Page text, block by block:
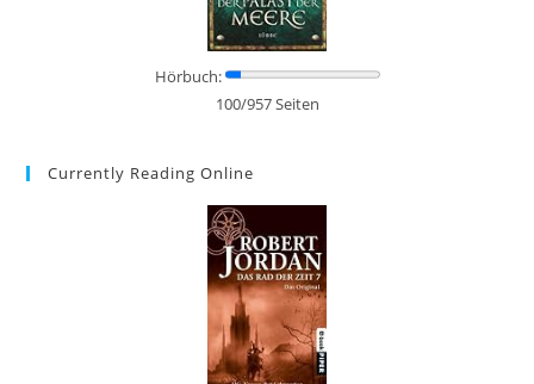
Hörbuch:
100/957 Seiten
Currently Reading Online